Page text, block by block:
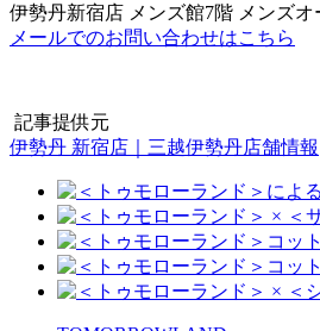
伊勢丹新宿店 メンズ館7階 メンズ
メールでのお問い合わせはこちら
記事提供元
伊勢丹 新宿店｜三越伊勢丹店舗情報